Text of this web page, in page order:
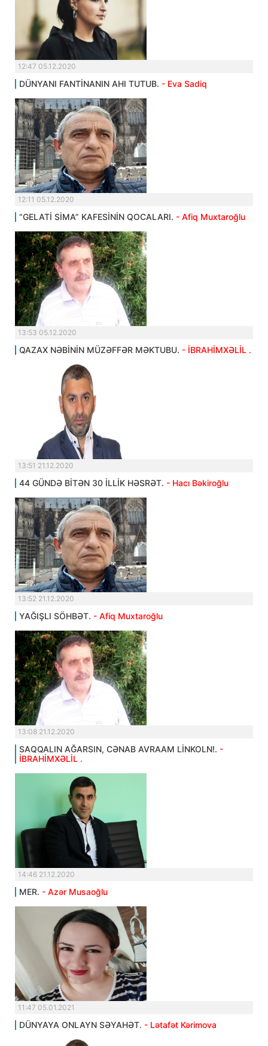
12:47 05.12.2020
DÜNYANI FANTİNANIN AHI TUTUB. - Eva Sadiq
12:11 05.12.2020
“GELATİ SİMA” KAFESİNİN QOCALARI. - Afiq Muxtaroğlu
13:53 05.12.2020
QAZAX NƏBİNİN MÜZƏFFƏR MƏKTUBU. - İBRAHİMXƏLİL .
13:51 21.12.2020
44 GÜNDƏ BİTƏN 30 İLLİK HƏSRƏT. - Hacı Bəkiroğlu
13:52 21.12.2020
YAĞIŞLI SÖHBƏT. - Afiq Muxtaroğlu
13:08 21.12.2020
SAQQALIN AĞARSIN, CƏNAB AVRAAM LİNKOLN!. -
İBRAHİMXƏLİL .
14:46 21.12.2020
MER. - Azər Musaoğlu
11:47 05.01.2021
DÜNYAYA ONLAYN SƏYAHƏT. - Lətafət Kərimova